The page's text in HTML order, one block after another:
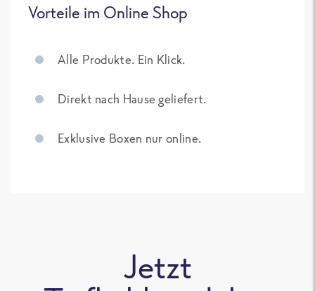
Vorteile im Online Shop
Alle Produkte. Ein Klick.
Direkt nach Hause geliefert.
Exklusive Boxen nur online.
Jetzt